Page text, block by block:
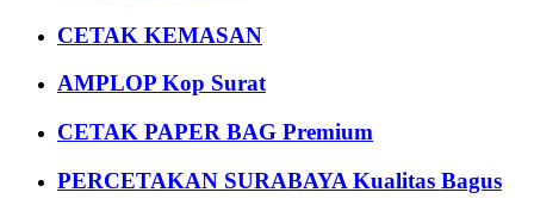
CETAK KEMASAN
AMPLOP Kop Surat
CETAK PAPER BAG Premium
PERCETAKAN SURABAYA Kualitas Bagus